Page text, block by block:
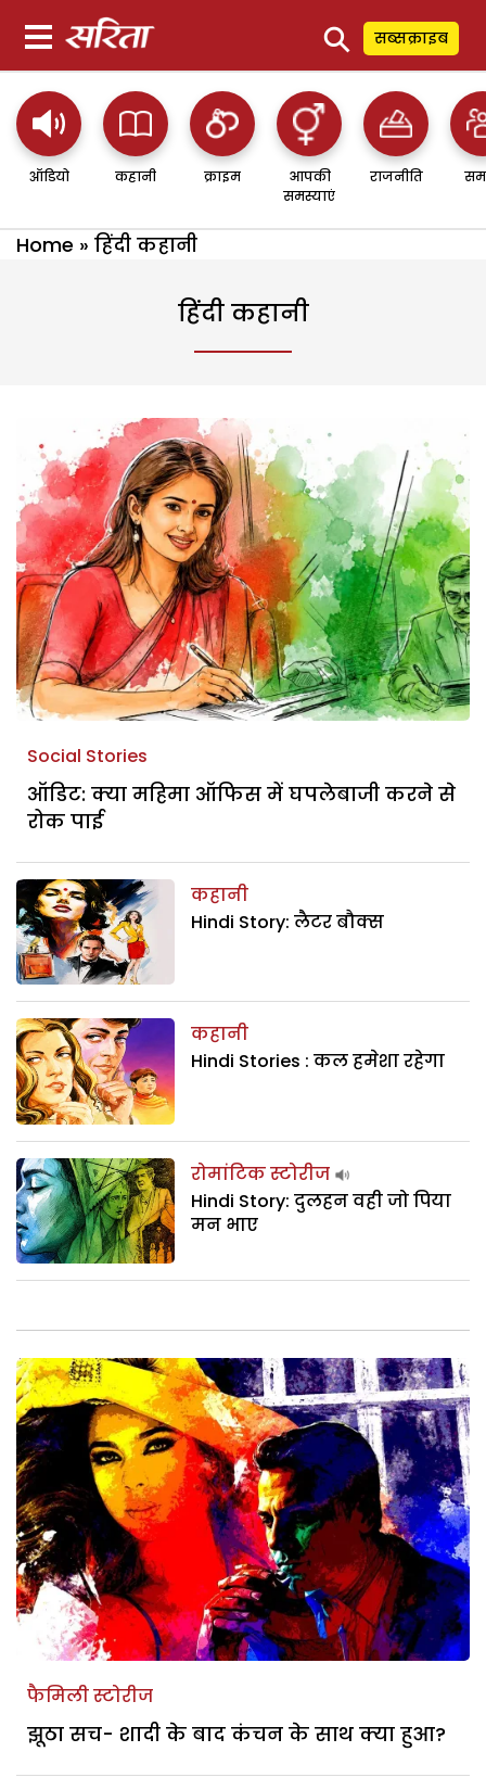
⚲ सब्सक्राइब
ऑडियो कहानी क्राइम
आपकी
समस्याएं
राजनीति
Home » हिंदी कहानी
हिंदी कहानी
Social Stories
ऑडिट: क्या महिमा ऑफिस में घपलेबाजी करने से
रोक पाई
कहानी
Hindi Story: लैटर बौक्स
कहानी
Hindi Stories : कल हमेशा रहेगा
रोमांटिक स्टोरीज
Hindi Story: दुलहन वही जो पिया
मन भाए
फैमिली स्टोरीज
झूठा सच- शादी के बाद कंचन के साथ क्या हुआ?